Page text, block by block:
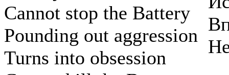
Cannot stop the Battery
Pounding out aggression
Turns into obsession